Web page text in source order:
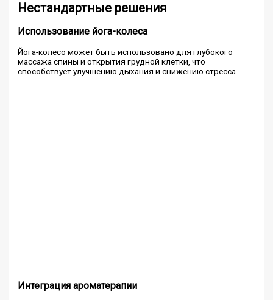
Нестандартные решения
Использование йога-колеса
Йога-колесо может быть использовано для глубокого
массажа спины и открытия грудной клетки, что
способствует улучшению дыхания и снижению стресса.
Интеграция ароматерапии